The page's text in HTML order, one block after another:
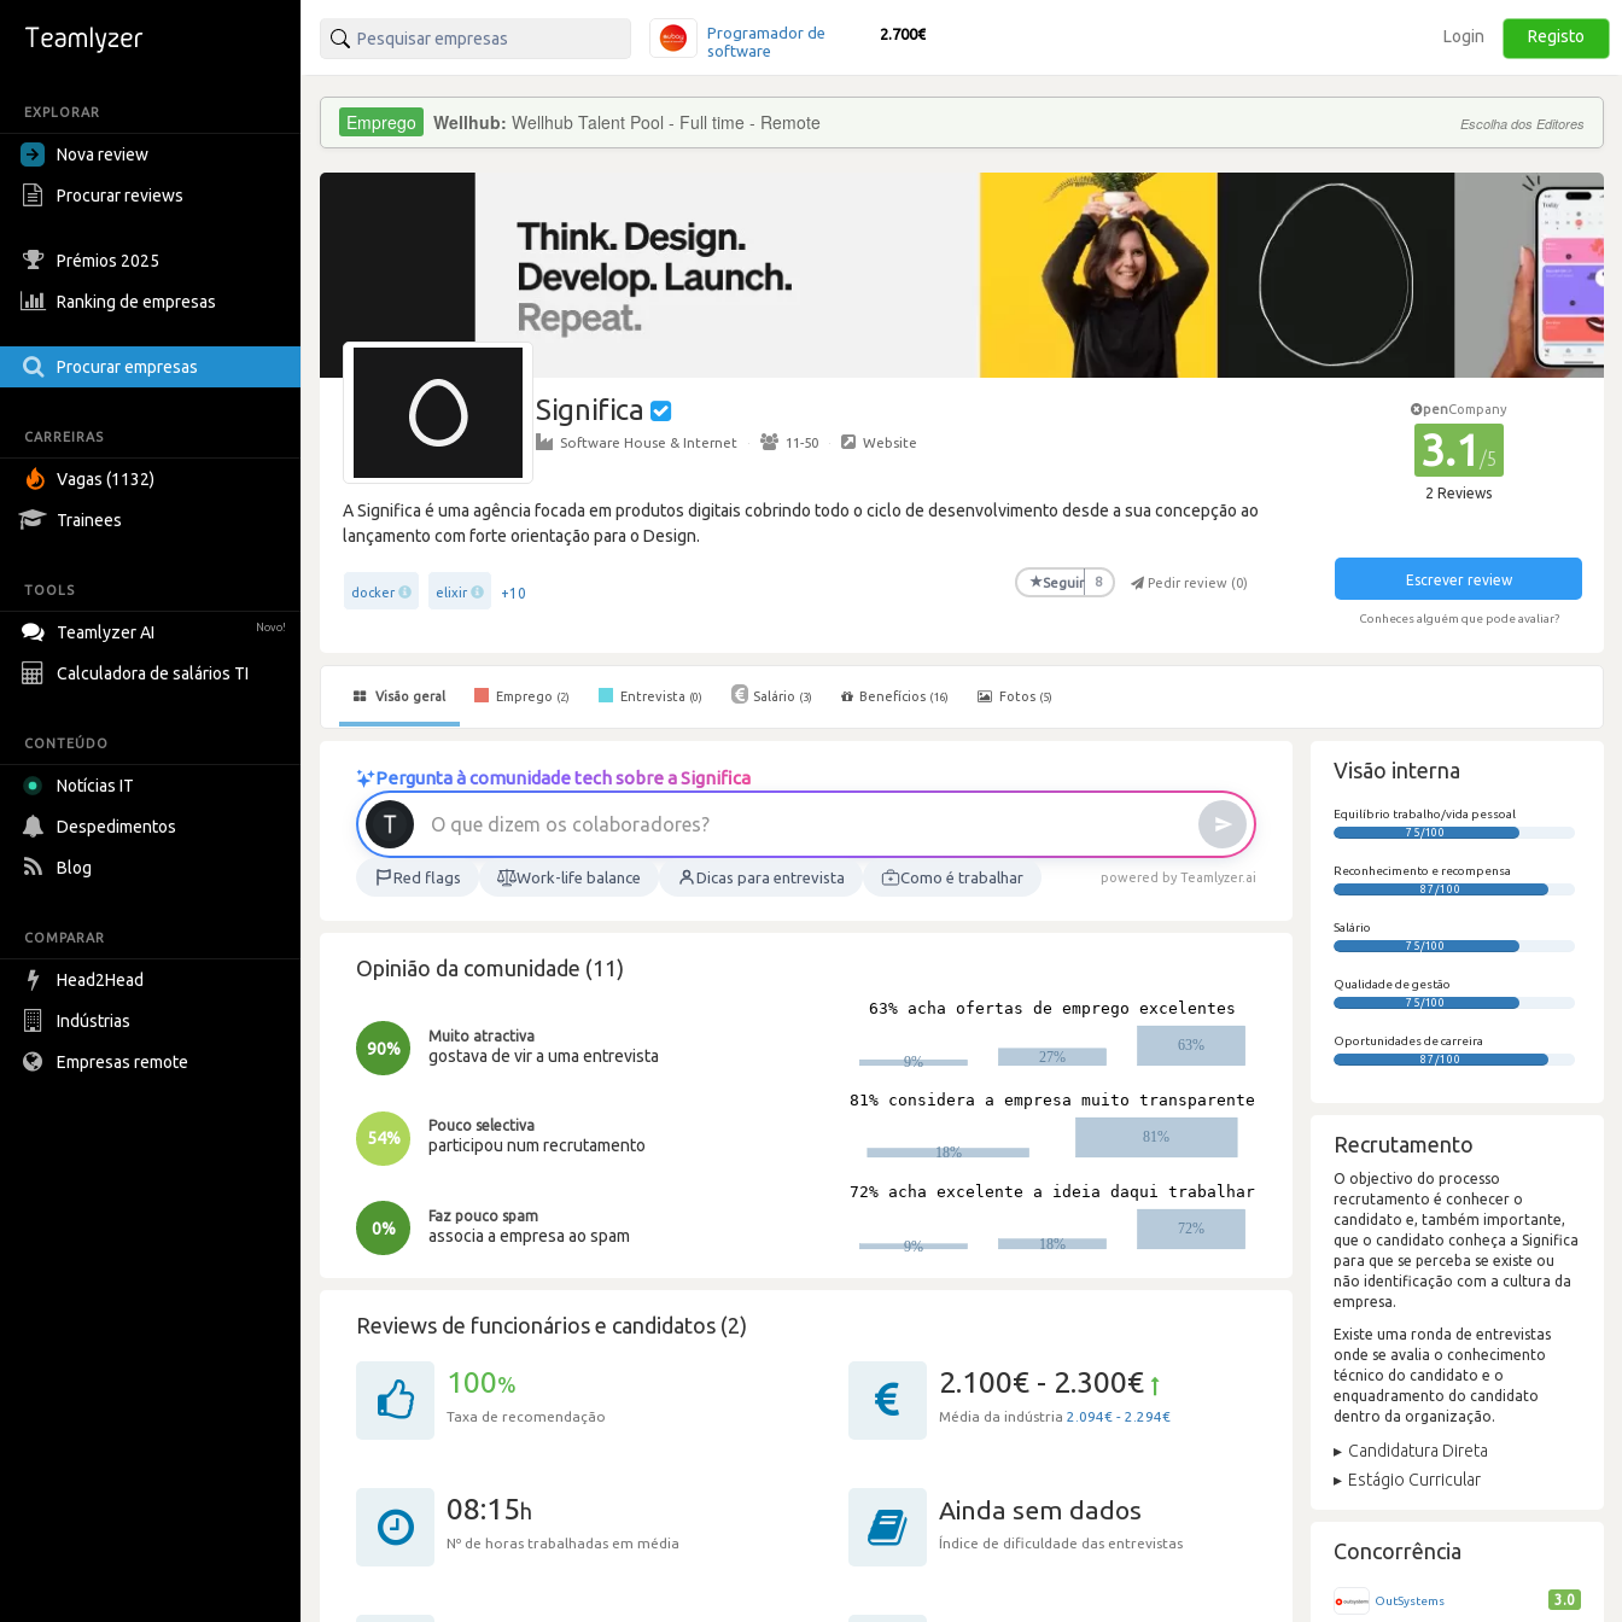
EXPLORAR
Nova review
Procurar reviews
Prémios 2025
Ranking de empresas
Procurar empresas
CARREIRAS
Vagas (1132)
Trainees
TOOLS
Teamlyzer AI Novo!
Calculadora de salários TI
CONTEÚDO
Notícias IT
Despedimentos
Blog
COMPARAR
Head2Head
Indústrias
Empresas remote
Programador de
software
2.700€ Login Registo
Wellhub: Wellhub Talent Pool - Full time - Remote Escolha dos Editores
Significa
Software House & Internet · 11-50 · Website
A Significa é uma agência focada em produtos digitais cobrindo todo o ciclo de desenvolvimento desde a sua concepção ao
lançamento com forte orientação para o Design.
docker elixir +10
★Seguir 8 Pedir review (0)
penCompany
3.1 /5
2 Reviews
Escrever review
Conheces alguém que pode avaliar?
Visão geral Emprego (2) Entrevista (0) Salário (3) Benefícios (16) Fotos (5)
Pergunta à comunidade tech sobre a Significa
O que d izem os colaboradores?
Red flags Work-life balance Dicas para entrevista Como é trabalhar powered by Teamlyzer.ai
Opinião da comunidade (11)
90%
Muito atractiva
gostava de vir a uma entrevista
54%
Pouco selectiva
participou num recrutamento
0%
Faz pouco spam
associa a empresa ao spam
Reviews de funcionários e candidatos (2)
100%
Taxa de recomendação
2.100€ - 2.300€
Média da indústria 2.094€ - 2.294€
08:15h
Nº de horas trabalhadas em média
Ainda sem dados
Índice de dificuldade das entrevistas
Visão interna
Equilíbrio trabalho/vida pessoal
75/100
Reconhecimento e recompensa
87/100
Salário
75/100
Qualidade de gestão
75/100
Oportunidades de carreira
87/100
Recrutamento
O objectivo do processo
recrutamento é conhecer o
candidato e, também importante,
que o candidato conheça a Significa
para que se perceba se existe ou
não identificação com a cultura da
empresa.
Existe uma ronda de entrevistas
onde se avalia o conhecimento
técnico do candidato e o
enquadramento do candidato
dentro da organização.
Candidatura Direta
Estágio Curricular
Concorrência
OutSystems 3.0